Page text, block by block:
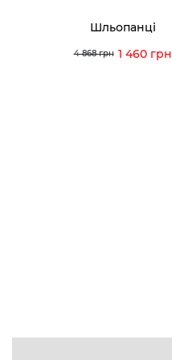
Шльопанці
4 868 грн 1 460 грн